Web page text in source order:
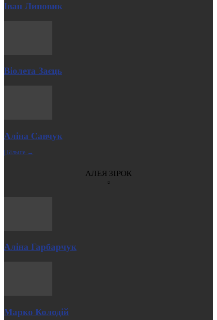
Іван Липовик
Віолета Заєць
Аліна Савчук
| Більше →
АЛЕЯ ЗІРОК
Аліна Гарбарчук
Марко Колодій